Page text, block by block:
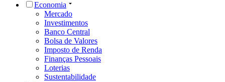
Economia
Mercado
Investimentos
Banco Central
Bolsa de Valores
Imposto de Renda
Finanças Pessoais
Loterias
Sustentabilidade